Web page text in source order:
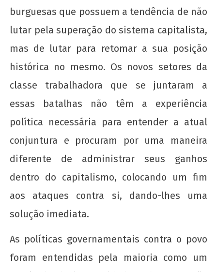
burguesas que possuem a tendência de não
lutar pela superação do sistema capitalista,
mas de lutar para retomar a sua posição
histórica no mesmo. Os novos setores da
classe trabalhadora que se juntaram a
essas batalhas não têm a experiência
política necessária para entender a atual
conjuntura e procuram por uma maneira
diferente de administrar seus ganhos
dentro do capitalismo, colocando um fim
aos ataques contra si, dando-lhes uma
solução imediata.
As políticas governamentais contra o povo
foram entendidas pela maioria como um